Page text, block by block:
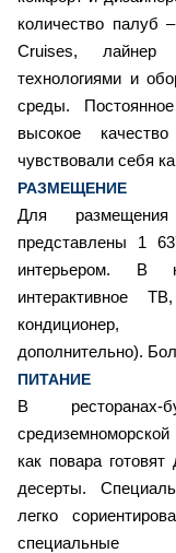
количество палуб
Cruises, лайнер
технологиями и
среды.
высокое
чувствовали себя
РАЗМЕЩЕНИЕ
Для
представлены 1
интерьером. В
интерактивное
дополнительно).
ПИТАНИЕ
В ресторанах-
как повара
десерты.
легко